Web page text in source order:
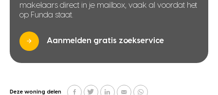
makelaars direct in je mailbox, vaak al voordat het
op Funda staat.
Aanmelden gratis zoekservice
Deze woning delen